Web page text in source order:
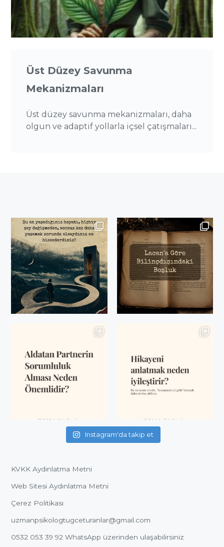
Üst Düzey Savunma
Mekanizmaları
Üst düzey savunma mekanizmaları, daha
olgun ve adaptif yollarla içsel çatışmaları...
Instagram'da takip et
KVKK Aydınlatma Metni
Web Sitesi Aydınlatma Metni
Çerez Politikası
uzmanpsikologtugceturanlar@gmail.com
0532 053 39 92 WhatsApp üzerinden ulaşabilirsiniz